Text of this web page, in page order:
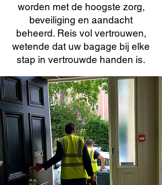
worden met de hoogste zorg,
beveiliging en aandacht
beheerd. Reis vol vertrouwen,
wetende dat uw bagage bij elke
stap in vertrouwde handen is.